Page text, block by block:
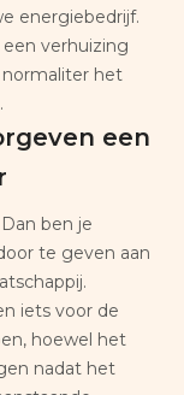
energiebedrijf.
verhuizing
het
een
ben je
te geven aan
iets voor de
hoewel het
nadat het